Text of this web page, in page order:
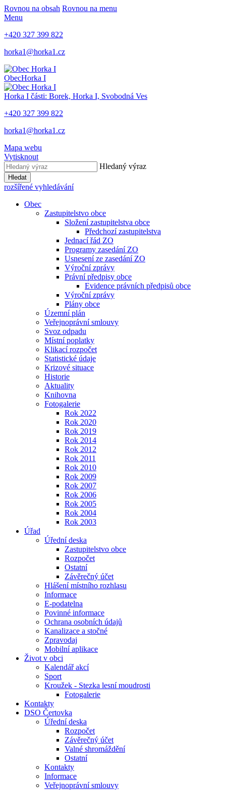
Rovnou na obsah Rovnou na menu
Menu
+420 327 399 822
horka1@horka1.cz
ObecHorka I
Horka I části: Borek, Horka I, Svobodná Ves
+420 327 399 822
horka1@horka1.cz
Mapa webu
Vytisknout
Hledaný výraz
Hledat
rozšířené vyhledávání
Obec
Zastupitelstvo obce
Složení zastupitelstva obce
Předchozí zastupitelstva
Jednací řád ZO
Programy zasedání ZO
Usnesení ze zasedání ZO
Výroční zprávy
Právní předpisy obce
Evidence právních předpisů obce
Výroční zprávy
Plány obce
Územní plán
Veřejnoprávní smlouvy
Svoz odpadu
Místní poplatky
Klikací rozpočet
Statistické údaje
Krizové situace
Historie
Aktuality
Knihovna
Fotogalerie
Rok 2022
Rok 2020
Rok 2019
Rok 2014
Rok 2012
Rok 2011
Rok 2010
Rok 2009
Rok 2007
Rok 2006
Rok 2005
Rok 2004
Rok 2003
Úřad
Úřední deska
Zastupitelstvo obce
Rozpočet
Ostatní
Závěrečný účet
Hlášení místního rozhlasu
Informace
E-podatelna
Povinné informace
Ochrana osobních údajů
Kanalizace a stočné
Zpravodaj
Mobilní aplikace
Život v obci
Kalendář akcí
Sport
Kroužek - Stezka lesní moudrosti
Fotogalerie
Kontakty
DSO Čertovka
Úřední deska
Rozpočet
Závěrečný účet
Valné shromáždění
Ostatní
Kontakty
Informace
Veřejnoprávní smlouvy